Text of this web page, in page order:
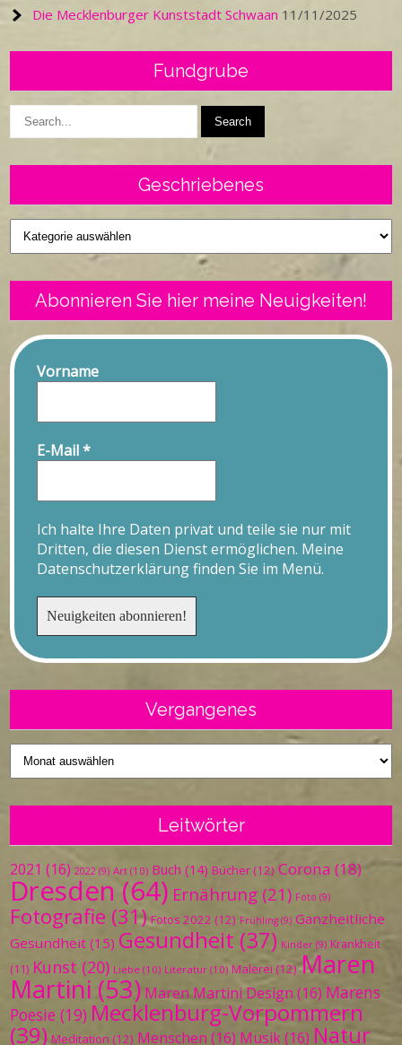
Die Mecklenburger Kunststadt Schwaan 11/11/2025
Fundgrube
Geschriebenes
Geschriebenes
Abonnieren Sie hier meine Neuigkeiten!
Vorname
E-Mail*
Ich halte Ihre Daten privat und teile sie nur mit
Dritten, die diesen Dienst ermöglichen. Meine
Datenschutzerklärung finden Sie im Menü.
Vergangenes
Vergangenes
Leitwörter
2021 (16) 2022 (9) Art (10) Buch (14) Bücher (12) Corona (18)
Dresden (64) Ernährung (21) Foto (9)
Fotografie (31) Fotos 2022 (12) Frühling (9) Ganzheitliche
Gesundheit (15) Gesundheit (37) Kinder (9) Krankheit
(11) Kunst (20) Liebe (10) Literatur (10) Malerei (12) Maren
Martini (53) Maren Martini Design (16) Marens
Poesie (19) Mecklenburg-Vorpommern
(39) Meditation (12) Menschen (16) Musik(16) Natur